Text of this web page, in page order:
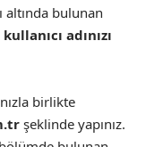
altında bulunan
kullanıcı adınızı
birlikte
şeklinde yapınız.